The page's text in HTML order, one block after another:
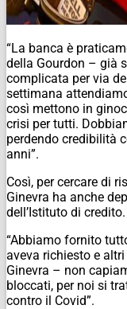
“La banca è
della Gourdon – già
complicata per via
settimana
così mettono in
crisi per tutti.
perdendo credibilità
anni”.
Così, per cercare di
Ginevra ha anche
dell’Istituto di credito.
“Abbiamo fornito
aveva richiesto e
Ginevra – non
bloccati, per noi si
contro il Covid”.